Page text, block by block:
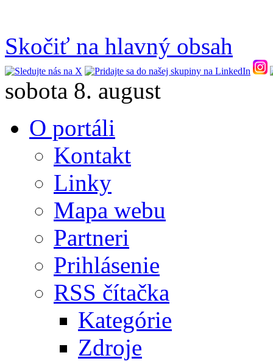
Skočiť na hlavný obsah
sobota 8. august
O portáli
Kontakt
Linky
Mapa webu
Partneri
Prihlásenie
RSS čítačka
Kategórie
Zdroje